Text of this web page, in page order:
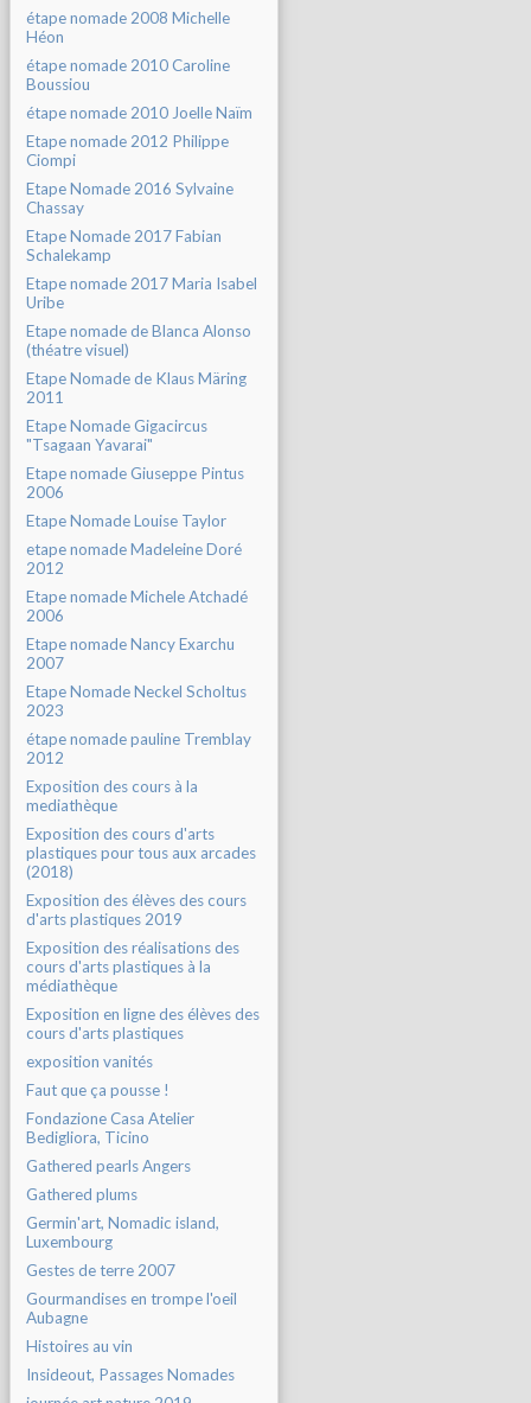
étape nomade 2008 Michelle
Héon
étape nomade 2010 Caroline
Boussiou
étape nomade 2010 Joelle Naïm
Etape nomade 2012 Philippe
Ciompi
Etape Nomade 2016 Sylvaine
Chassay
Etape Nomade 2017 Fabian
Schalekamp
Etape nomade 2017 Maria Isabel
Uribe
Etape nomade de Blanca Alonso
(théatre visuel)
Etape Nomade de Klaus Märing
2011
Etape Nomade Gigacircus
"Tsagaan Yavarai"
Etape nomade Giuseppe Pintus
2006
Etape Nomade Louise Taylor
etape nomade Madeleine Doré
2012
Etape nomade Michele Atchadé
2006
Etape nomade Nancy Exarchu
2007
Etape Nomade Neckel Scholtus
2023
étape nomade pauline Tremblay
2012
Exposition des cours à la
mediathèque
Exposition des cours d'arts
plastiques pour tous aux arcades
(2018)
Exposition des élèves des cours
d'arts plastiques 2019
Exposition des réalisations des
cours d'arts plastiques à la
médiathèque
Exposition en ligne des élèves des
cours d'arts plastiques
exposition vanités
Faut que ça pousse !
Fondazione Casa Atelier
Bedigliora, Ticino
Gathered pearls Angers
Gathered plums
Germin'art, Nomadic island,
Luxembourg
Gestes de terre 2007
Gourmandises en trompe l'oeil
Aubagne
Histoires au vin
Insideout, Passages Nomades